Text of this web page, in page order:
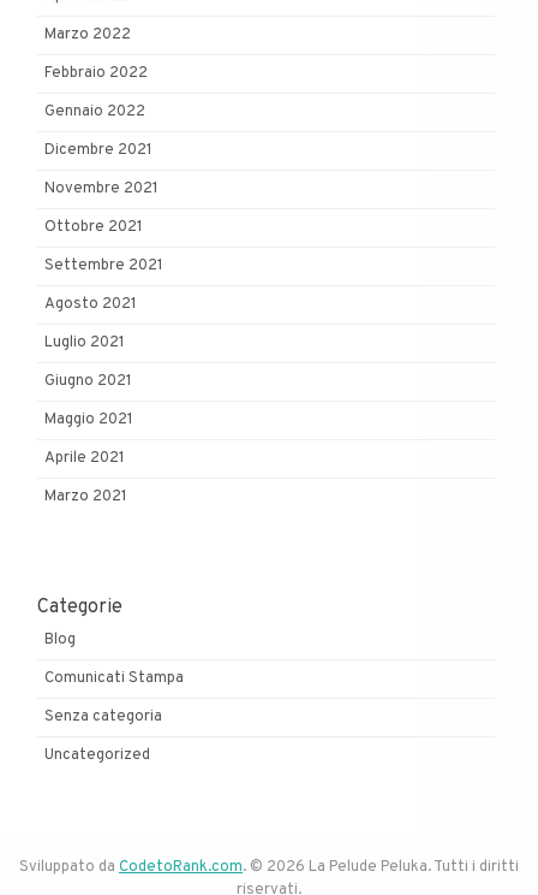
Marzo 2022
Febbraio 2022
Gennaio 2022
Dicembre 2021
Novembre 2021
Ottobre 2021
Settembre 2021
Agosto 2021
Luglio 2021
Giugno 2021
Maggio 2021
Aprile 2021
Marzo 2021
Categorie
Blog
Comunicati Stampa
Senza categoria
Uncategorized
Sviluppato da CodetoRank.com. © 2026 La Pelude Peluka. Tutti i diritti
riservati.